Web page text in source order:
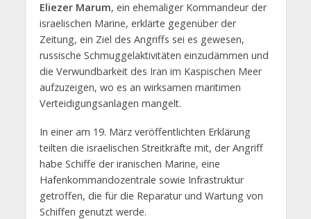
Eliezer Marum, ein ehemaliger Kommandeur der
israelischen Marine, erklärte gegenüber der
Zeitung, ein Ziel des Angriffs sei es gewesen,
russische Schmuggelaktivitäten einzudämmen und
die Verwundbarkeit des Iran im Kaspischen Meer
aufzuzeigen, wo es an wirksamen maritimen
Verteidigungsanlagen mangelt.
In einer am 19. März veröffentlichten Erklärung
teilten die israelischen Streitkräfte mit, der Angriff
habe Schiffe der iranischen Marine, eine
Hafenkommandozentrale sowie Infrastruktur
getroffen, die für die Reparatur und Wartung von
Schiffen genutzt werde.